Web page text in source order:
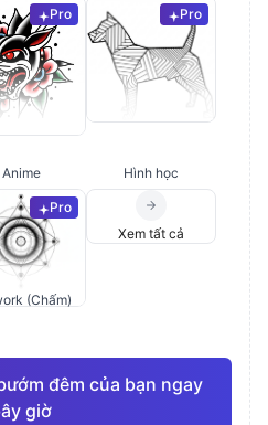
Pro
Anime
Pro
Hình học
Pro
(Chấm)
Xem tất cả
đêm của bạn ngay
giờ